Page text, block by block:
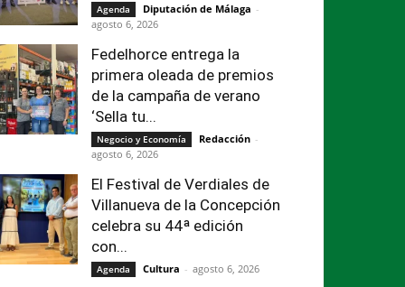
Agenda Diputación de Málaga -
agosto 6, 2026
Fedelhorce entrega la
primera oleada de premios
de la campaña de verano
‘Sella tu...
Negocio y Economía Redacción -
agosto 6, 2026
El Festival de Verdiales de
Villanueva de la Concepción
celebra su 44ª edición
con...
Agenda Cultura - agosto 6, 2026